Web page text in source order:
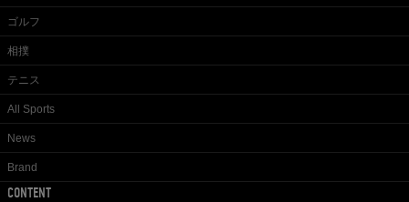
ゴルフ
相撲
テニス
All Sports
News
Brand
CONTENT